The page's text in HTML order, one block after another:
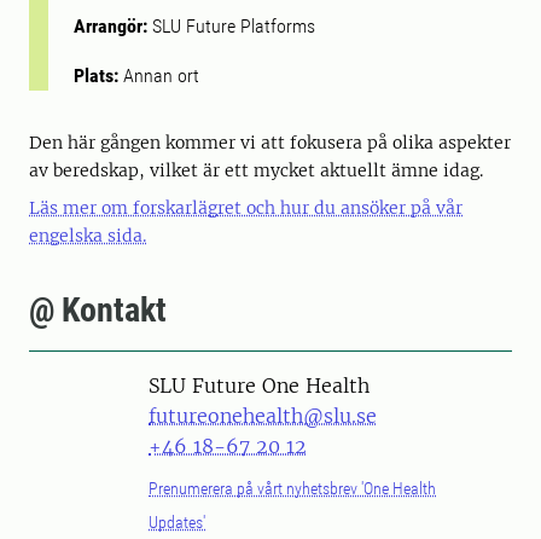
Arrangör: SLU Future Platforms
Plats: Annan ort
Den här gången kommer vi att fokusera på olika aspekter
av beredskap, vilket är ett mycket aktuellt ämne idag.
Läs mer om forskarlägret och hur du ansöker på vår
engelska sida.
@ Kontakt
SLU Future One Health
futureonehealth@slu.se
+46 18-67 20 12
Prenumerera på vårt nyhetsbrev 'One Health
Updates'